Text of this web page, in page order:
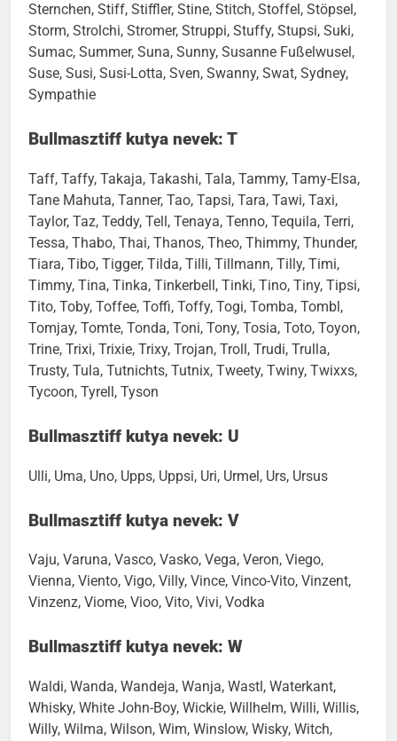
Sternchen, Stiff, Stiffler, Stine, Stitch, Stoffel, Stöpsel,
Storm, Strolchi, Stromer, Struppi, Stuffy, Stupsi, Suki,
Sumac, Summer, Suna, Sunny, Susanne Fußelwusel,
Suse, Susi, Susi-Lotta, Sven, Swanny, Swat, Sydney,
Sympathie
Bullmasztiff kutya nevek: T
Taff, Taffy, Takaja, Takashi, Tala, Tammy, Tamy-Elsa,
Tane Mahuta, Tanner, Tao, Tapsi, Tara, Tawi, Taxi,
Taylor, Taz, Teddy, Tell, Tenaya, Tenno, Tequila, Terri,
Tessa, Thabo, Thai, Thanos, Theo, Thimmy, Thunder,
Tiara, Tibo, Tigger, Tilda, Tilli, Tillmann, Tilly, Timi,
Timmy, Tina, Tinka, Tinkerbell, Tinki, Tino, Tiny, Tipsi,
Tito, Toby, Toffee, Toffi, Toffy, Togi, Tomba, Tombl,
Tomjay, Tomte, Tonda, Toni, Tony, Tosia, Toto, Toyon,
Trine, Trixi, Trixie, Trixy, Trojan, Troll, Trudi, Trulla,
Trusty, Tula, Tutnichts, Tutnix, Tweety, Twiny, Twixxs,
Tycoon, Tyrell, Tyson
Bullmasztiff kutya nevek: U
Ulli, Uma, Uno, Upps, Uppsi, Uri, Urmel, Urs, Ursus
Bullmasztiff kutya nevek: V
Vaju, Varuna, Vasco, Vasko, Vega, Veron, Viego,
Vienna, Viento, Vigo, Villy, Vince, Vinco-Vito, Vinzent,
Vinzenz, Viome, Vioo, Vito, Vivi, Vodka
Bullmasztiff kutya nevek: W
Waldi, Wanda, Wandeja, Wanja, Wastl, Waterkant,
Whisky, White John-Boy, Wickie, Willhelm, Willi, Willis,
Willy, Wilma, Wilson, Wim, Winslow, Wisky, Witch,